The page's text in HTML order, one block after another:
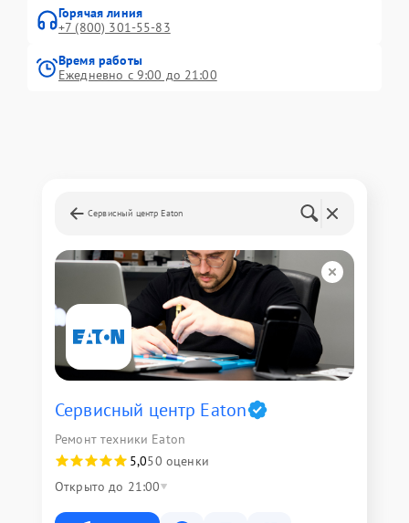
Горячая линия
+7 (800) 301-55-83
Время работы
Ежедневно с 9:00 до 21:00
Сервисный центр Eaton
Сервисный центр Eaton
Ремонт техники Eaton
5,050 оценки
Открыто до 21:00